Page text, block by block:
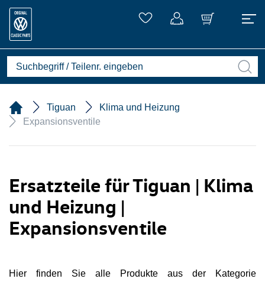
Tiguan
Klima und Heizung
Expansionsventile
Ersatzteile für Tiguan | Klima
und Heizung |
Expansionsventile
Hier finden Sie alle Produkte aus der Kategorie